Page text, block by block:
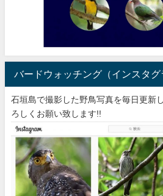
バードウォッチング（インスタグ
石垣島で撮影した野鳥写真を毎日更新
ろしくお願い致します!!